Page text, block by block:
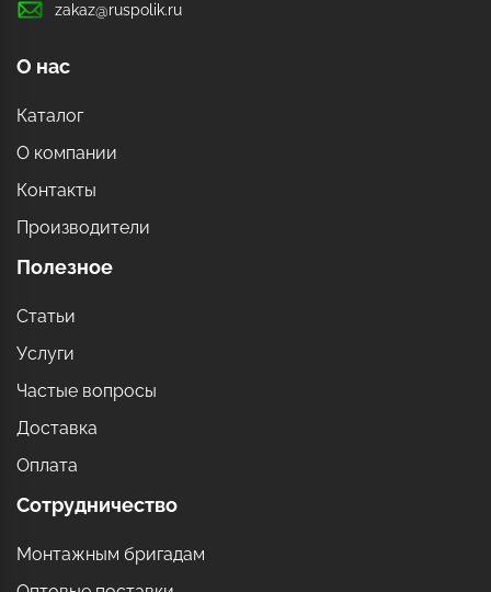
zakaz@ruspolik.ru
О нас
Каталог
О компании
Контакты
Производители
Полезное
Статьи
Услуги
Частые вопросы
Доставка
Оплата
Сотрудничество
Монтажным бригадам